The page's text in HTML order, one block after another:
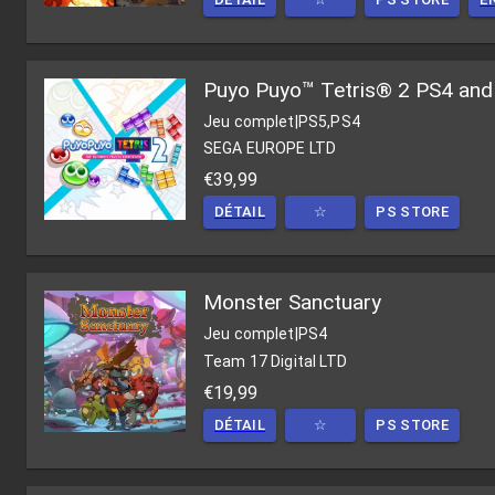
Puyo Puyo™ Tetris® 2 PS4
Jeu complet|PS5,PS4
SEGA EUROPE LTD
€39,99
DÉTAIL ☆ PS STORE
Monster Sanctuary
Jeu complet PS4
Team 17 Digital LTD
€19,99
DÉTAIL ☆ PS STORE